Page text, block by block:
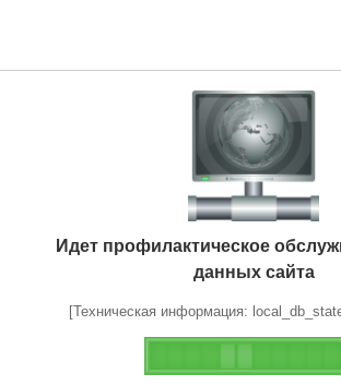
Идет профилактическое
данных сайта
[Техническая информация: